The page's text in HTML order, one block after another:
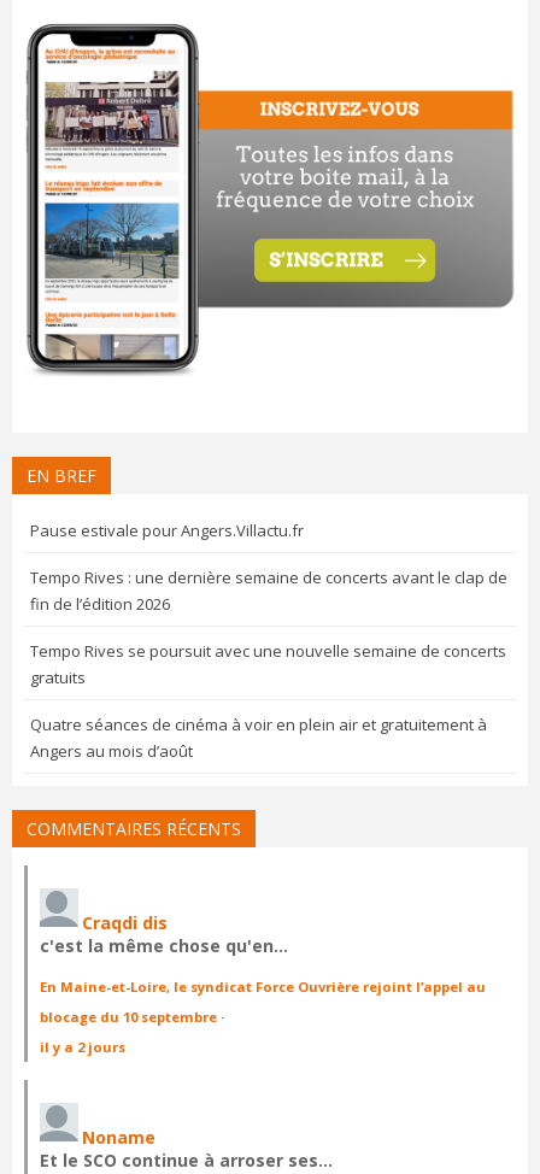
EN BREF
Pause estivale pour Angers.Villactu.fr
Tempo Rives : une dernière semaine de concerts avant le clap de
fin de l’édition 2026
Tempo Rives se poursuit avec une nouvelle semaine de concerts
gratuits
Quatre séances de cinéma à voir en plein air et gratuitement à
Angers au mois d’août
COMMENTAIRES RÉCENTS
Craqdi dis
c'est la même chose qu'en…
En Maine-et-Loire, le syndicat Force Ouvrière rejoint l’appel au
blocage du 10 septembre ·
il y a 2 jours
Noname
Et le SCO continue à arroser ses…